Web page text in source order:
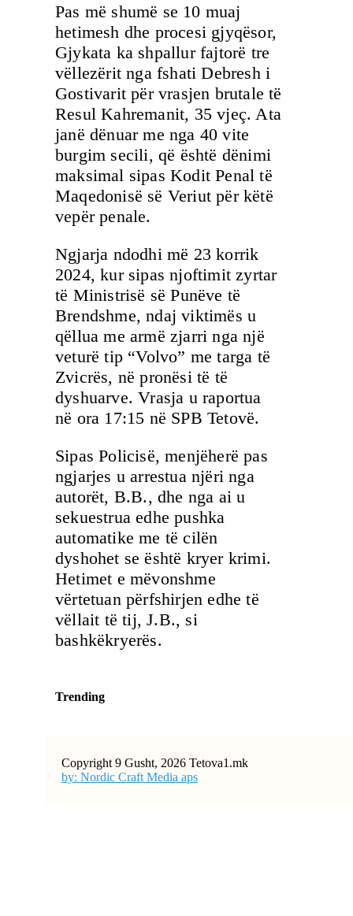
Pas më shumë se 10 muaj
hetimesh dhe procesi gjyqësor,
Gjykata ka shpallur fajtorë tre
vëllezërit nga fshati Debresh i
Gostivarit për vrasjen brutale të
Resul Kahremanit, 35 vjeç. Ata
janë dënuar me nga 40 vite
burgim secili, që është dënimi
maksimal sipas Kodit Penal të
Maqedonisë së Veriut për këtë
vepër penale.
Ngjarja ndodhi më 23 korrik
2024, kur sipas njoftimit zyrtar
të Ministrisë së Punëve të
Brendshme, ndaj viktimës u
qëllua me armë zjarri nga një
veturë tip “Volvo” me targa të
Zvicrës, në pronësi të të
dyshuarve. Vrasja u raportua
në ora 17:15 në SPB Tetovë.
Sipas Policisë, menjëherë pas
ngjarjes u arrestua njëri nga
autorët, B.B., dhe nga ai u
sekuestrua edhe pushka
automatike me të cilën
dyshohet se është kryer krimi.
Hetimet e mëvonshme
vërtetuan përfshirjen edhe të
vëllait të tij, J.B., si
bashkëkryerës.
Trending
Copyright 9 Gusht, 2026 Tetova1.mk
by: Nordic Craft Media aps